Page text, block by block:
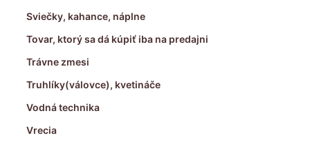
Sviečky, kahance, náplne
Tovar, ktorý sa dá kúpiť iba na predajni
Trávne zmesi
Truhlíky(válovce), kvetináče
Vodná technika
Vrecia